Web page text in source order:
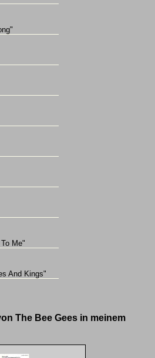
Me"
And Kings"
The Bee Gees in meinem